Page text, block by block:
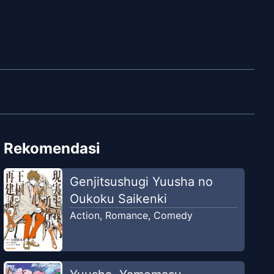
Rekomendasi
Genjitsushugi Yuusha no
Oukoku Saikenki
Action, Romance, Comedy